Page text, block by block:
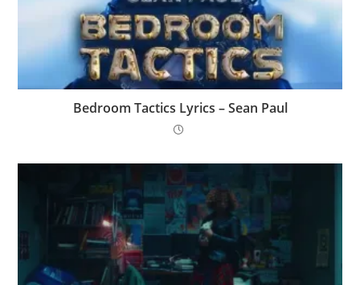
Bedroom Tactics Lyrics – Sean Paul